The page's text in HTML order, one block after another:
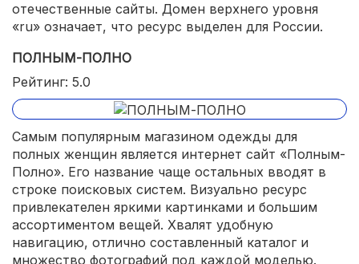
отечественные сайты. Домен верхнего уровня
«ru» означает, что ресурс выделен для России.
ПОЛНЫМ-ПОЛНО
Рейтинг: 5.0
Самым популярным магазином одежды для
полных женщин является интернет сайт «Полным-
Полно». Его название чаще остальных вводят в
строке поисковых систем. Визуально ресурс
привлекателен яркими картинками и большим
ассортиментом вещей. Хвалят удобную
навигацию, отлично составленный каталог и
множество фотографий под каждой моделью.